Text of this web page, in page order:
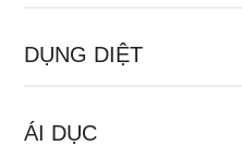
DỤNG DIỆT
ÁI DỤC